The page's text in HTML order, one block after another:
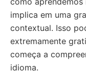
implica em uma
contextual. Isso
extremamente
começa a
idioma.